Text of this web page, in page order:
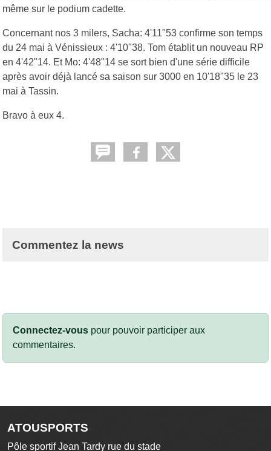
même sur le podium cadette.
Concernant nos 3 milers, Sacha: 4'11"53 confirme son temps
du 24 mai à Vénissieux : 4'10"38. Tom établit un nouveau RP
en 4'42"14. Et Mo: 4'48"14 se sort bien d'une série difficile
après avoir déjà lancé sa saison sur 3000 en 10'18"35 le 23
mai à Tassin.
Bravo à eux 4.
Commentez la news
Connectez-vous pour pouvoir participer aux
commentaires.
ATOUSPORTS
Pôle sportif Jean Tardy rue du stade